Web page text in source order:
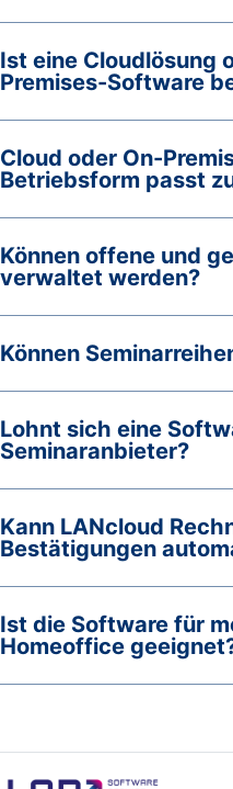
Ist eine Cloudlösung
Premises-Software
Cloud oder On-
Betriebsform passt
Können offene und
verwaltet werden?
Können
Lohnt sich eine
Seminaranbieter?
Kann LANcloud
Bestätigungen
Ist die Software für
Homeoffice